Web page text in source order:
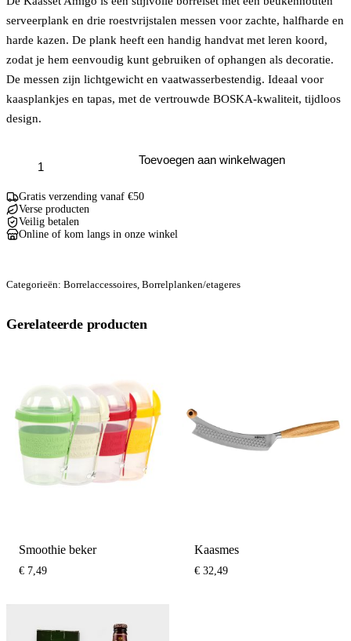
serveerplank en drie roestvrijstalen messen voor zachte, halfharde en
harde kazen. De plank heeft een handig handvat met leren koord,
zodat je hem eenvoudig kunt gebruiken of ophangen als decoratie.
De messen zijn lichtgewicht en vaatwasserbestendig. Ideaal voor
kaasplankjes en tapas, met de vertrouwde BOSKA-kwaliteit, tijdloos
design.
aantal
Toevoegen aan winkelwagen
Gratis verzending vanaf €50
Verse producten
Veilig betalen
Online of kom langs in onze winkel
Categorieën: Borrelaccessoires Borrelplanken/etageres
Gerelateerde producten
Smoothie beker
€ 7,49
Kaasmes
€ 32,49